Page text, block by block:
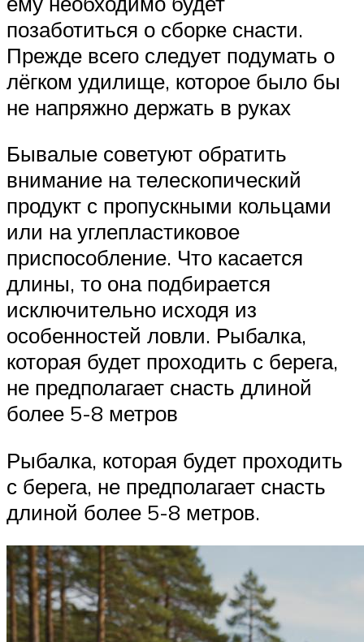
позаботиться о сборке снасти.
Прежде всего следует подумать о
лёгком удилище, которое было бы
не напряжно держать в руках
Бывалые советуют обратить
внимание на телескопический
продукт с пропускными кольцами
или на углепластиковое
приспособление. Что касается
длины, то она подбирается
исключительно исходя из
особенностей ловли. Рыбалка,
которая будет проходить с берега,
не предполагает снасть длиной
более 5-8 метров
Рыбалка, которая будет проходить
с берега, не предполагает снасть
длиной более 5-8 метров.